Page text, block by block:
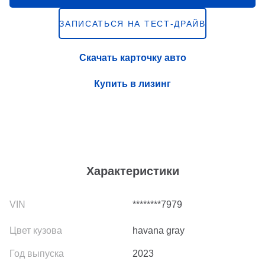
Характеристики
********7979
havana gray
2023
ЗАПИСАТЬСЯ НА ТЕСТ-ДРАЙВ
Скачать карточку авто
Купить в лизинг